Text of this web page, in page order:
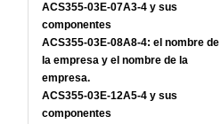
ACS355-03E-07A3-4 y sus
componentes
ACS355-03E-08A8-4: el nombre de
la empresa y el nombre de la
empresa.
ACS355-03E-12A5-4 y sus
componentes